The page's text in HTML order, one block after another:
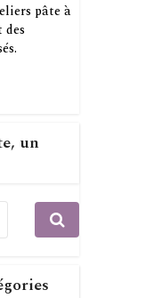
pâte à
un